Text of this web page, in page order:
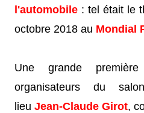
l'automobile : tel était le
octobre 2018 au Mondial
Une grande
organisateurs du
lieu Jean-Claude Girot,